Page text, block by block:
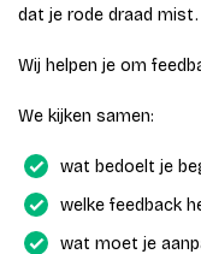
dat je rode draad
Wij helpen je om
We kijken samen:
wat bedoelt je
welke feedback
wat moet je